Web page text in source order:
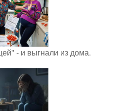
- и выгнали из дома.